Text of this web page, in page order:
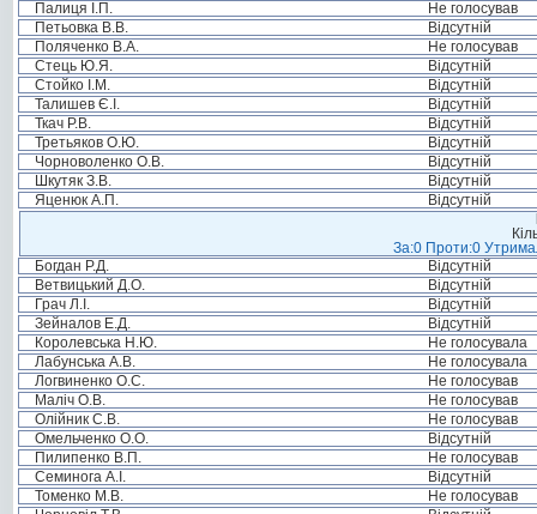
Палиця І.П.
Не голосував
Петьовка В.В.
Відсутній
Поляченко В.А.
Не голосував
Стець Ю.Я.
Відсутній
Стойко І.М.
Відсутній
Талишев Є.І.
Відсутній
Ткач Р.В.
Відсутній
Третьяков О.Ю.
Відсутній
Чорноволенко О.В.
Відсутній
Шкутяк З.В.
Відсутній
Яценюк А.П.
Відсутній
За:0 Проти:0
Богдан Р.Д.
Відсутній
Ветвицький Д.О.
Відсутній
Грач Л.І.
Відсутній
Зейналов Е.Д.
Відсутній
Королевська Н.Ю.
Не голосувала
Лабунська А.В.
Не голосувала
Логвиненко О.С.
Не голосував
Маліч О.В.
Не голосував
Олійник С.В.
Не голосував
Омельченко О.О.
Відсутній
Пилипенко В.П.
Не голосував
Семинога А.І.
Відсутній
Томенко М.В.
Не голосував